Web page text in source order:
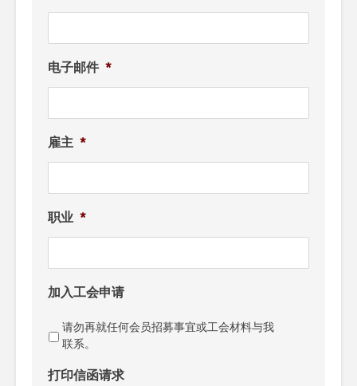
电子邮件 *
雇主 *
职业 *
加入工会申请
请勿再就任何会员招募事宜或工会材料与我
联系。
打印信函请求